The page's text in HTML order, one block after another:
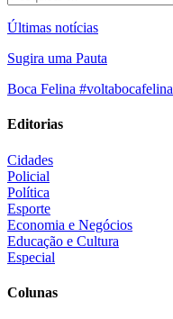
Últimas notícias
Sugira uma Pauta
Boca Felina #voltabocafelina
Editorias
Cidades
Policial
Política
Esporte
Economia e Negócios
Educação e Cultura
Especial
Colunas